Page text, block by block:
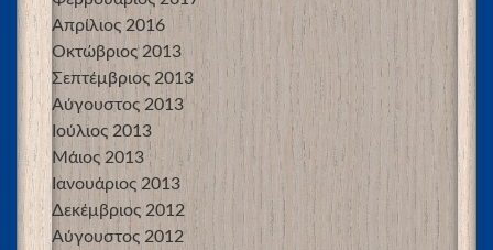
Απρίλιος 2016
Οκτώβριος 2013
Σεπτέμβριος 2013
Αύγουστος 2013
Ιούλιος 2013
Μάιος 2013
Ιανουάριος 2013
Δεκέμβριος 2012
Αύγουστος 2012